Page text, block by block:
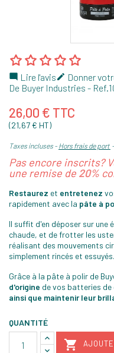
 Lire l'avis Donner
De Buyer Industries - Ref.
26,00 € TTC
(21,67 € HT)
Taxes incluses Hors frais de port
Pas encore inscrits?
une remise de 20%
Restaurez et entretenez
rapidement avec la pâte à
Il suffit d'en déposer sur une
chaude, et de frotter les
réalisant des mouvements
simplement rincés et essuyés.
Grâce à la pâte à polir de
d'origine de vos batteries de
ainsi que maintenir leur
QUANTITÉ
